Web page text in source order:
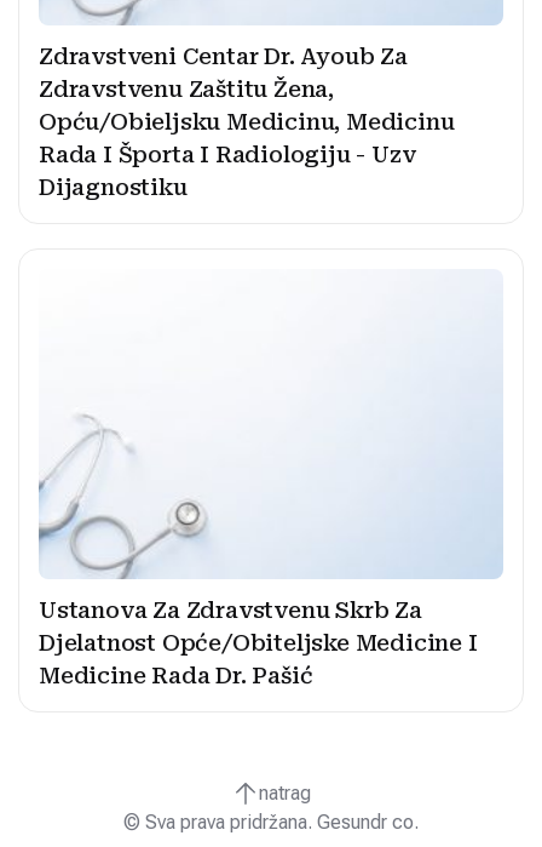
Zdravstveni Centar Dr. Ayoub Za
Zdravstvenu Zaštitu Žena,
Opću/Obieljsku Medicinu, Medicinu
Rada I Športa I Radiologiju - Uzv
Dijagnostiku
Ustanova Za Zdravstvenu Skrb Za
Djelatnost Opće/Obiteljske Medicine I
Medicine Rada Dr. Pašić
natrag
© Sva prava pridržana. Gesundr co.